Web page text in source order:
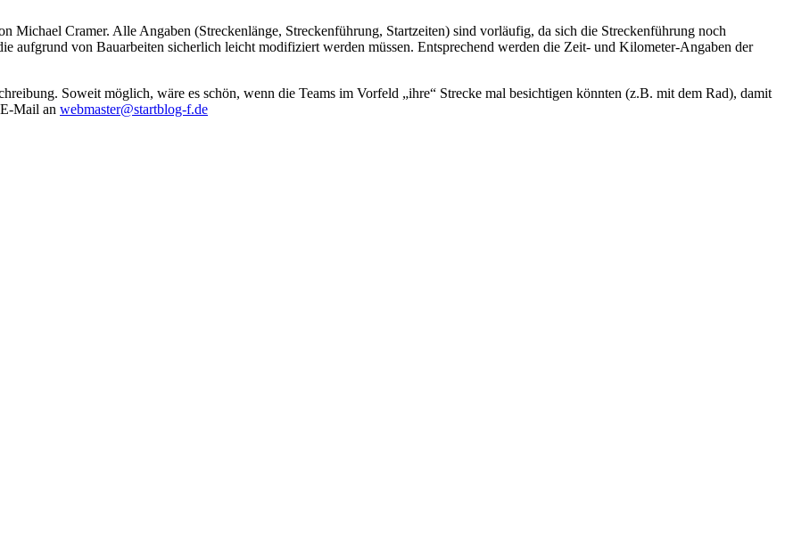
Michael Cramer. Alle Angaben (Streckenlänge, Streckenführung, Startzeiten) sind vorläufig, da sich die Streckenführung noch
aufgrund von Bauarbeiten sicherlich leicht modifiziert werden müssen. Entsprechend werden die Zeit- und Kilometer-Angaben der
Soweit möglich, wäre es schön, wenn die Teams im Vorfeld „ihre“ Strecke mal besichtigen könnten (z.B. mit dem Rad), damit
Mail an webmaster@startblog-f.de